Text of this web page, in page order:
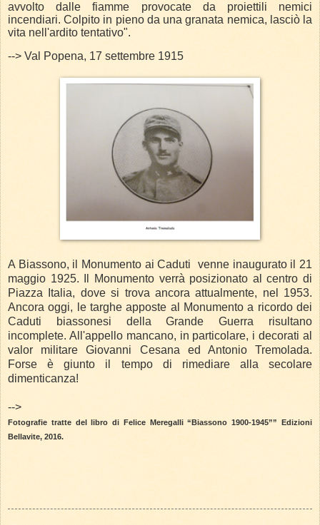
avvolto dalle fiamme provocate da proiettili nemici
incendiari. Colpito in pieno da una granata nemica, lasciò la
vita nell'ardito tentativo".
--> Val Popena, 17 settembre 1915
A Biassono, il Monumento ai Caduti
venne inaugurato il 21
maggio 1925. Il Monumento verrà posizionato al centro di
Piazza Italia, dove si trova ancora attualmente, nel 1953.
Ancora oggi, le targhe apposte al Monumento a ricordo dei
Caduti biassonesi della Grande Guerra risultano
incomplete. All'appello mancano, in particolare, i decorati al
valor militare Giovanni Cesana ed Antonio Tremolada.
Forse è giunto il tempo di rimediare alla secolare
dimenticanza!
-->
Fotografie tratte del libro di Felice Meregalli “Biassono 1900-1945”” Edizioni
Bellavite, 2016.